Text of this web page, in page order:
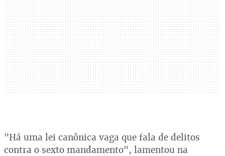
"Há uma lei canônica vaga que fala de delitos
contra o sexto mandamento", lamentou na